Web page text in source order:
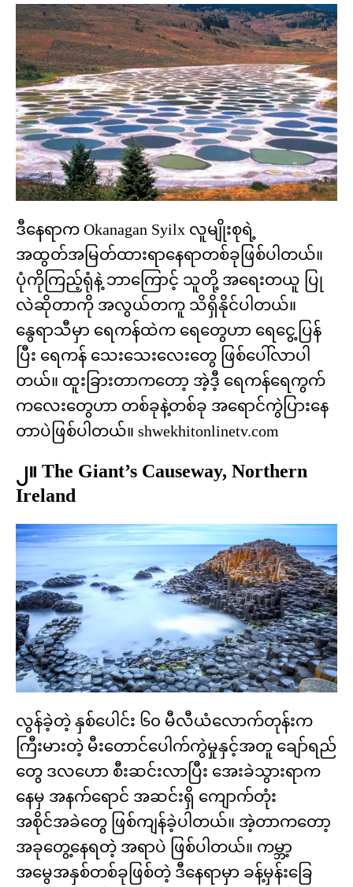
ဒီနေရာက Okanagan Syilx လူမျိုးစုရဲ့
အထွတ်အမြတ်ထားရာနေရာတစ်ခုဖြစ်ပါတယ်။
ပုံကိုကြည့်ရုံနဲ့ ဘာကြောင့် သူတို့ အရေးတယူ ပြု
လဲဆိုတာကို အလွယ်တကူ သိရှိနိုင်ပါတယ်။
နွေရာသီမှာ ရေကန်ထဲက ရေတွေဟာ ရေငွေ့ပြန်
ပြီး ရေကန် သေးသေးလေးတွေ ဖြစ်ပေါ်လာပါ
တယ်။ ထူးခြားတာကတော့ အဲ့ဒီ့ ရေကန်ရေကွက်
ကလေးတွေဟာ တစ်ခုနဲ့တစ်ခု အရောင်ကွဲပြားနေ
တာပဲဖြစ်ပါတယ်။ shwekhitonlinetv.com
၂။ The Giant’s Causeway, Northern
Ireland
လွန်ခဲ့တဲ့ နှစ်ပေါင်း ၆၀ မီလီယံလောက်တုန်းက
ကြီးမားတဲ့ မီးတောင်ပေါက်ကွဲမှုနှင့်အတူ ချော်ရည်
တွေ ဒလဟော စီးဆင်းလာပြီး အေးခဲသွားရာက
နေမှ အနက်ရောင် အဆင်းရှိ ကျောက်တုံး
အစိုင်အခဲတွေ ဖြစ်ကျန်ခဲ့ပါတယ်။ အဲ့တာကတော့
အခုတွေ့နေရတဲ့ အရာပဲ ဖြစ်ပါတယ်။ ကမ္ဘာ့
အမွေအနှစ်တစ်ခုဖြစ်တဲ့ ဒီနေရာမှာ ခန့်မှန်းခြေ